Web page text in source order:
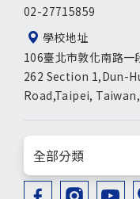
02-27715859
學校地址
106臺北市敦化南路一
262 Section 1,Dun-
Road,Taipei, Taiwan,
Taipei Fuhsing Private